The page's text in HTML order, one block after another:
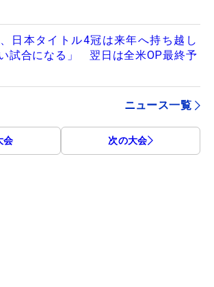
日本タイトル4冠は来年へ持ち越し
い試合になる」 翌日は全米OP最終予
ニュース一覧
会 次の大会